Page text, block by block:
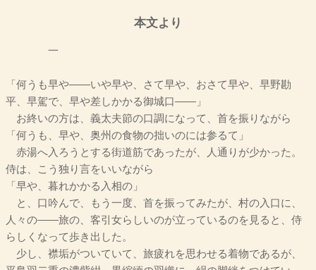
本文より
一
「何うも早や――いや早や、さて早や、おさて早や、早野勘
平、早駕で、早や差しかかる御城口――」
お終いの方は、義太夫節の口調になって、首を振りながら
「何うも、早や、奥州の食物の拙いのには参るて」
赤湯へ入ろうとする街道筋であったが、人通りが少かった。
侍は、こう独り言をいいながら
「早や、暮れかかる入相の」
と、口吟んで、もう一度、首を振ってみたが、村の入口に、
人々の――旅の、客引女らしいのが立っているのを見ると、侍
らしくなって歩き出した。
少し、襟垢がついていて、旅疲れを思わせる着物であるが、